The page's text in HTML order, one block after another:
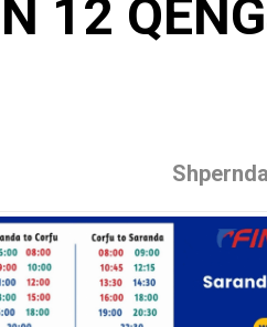
12